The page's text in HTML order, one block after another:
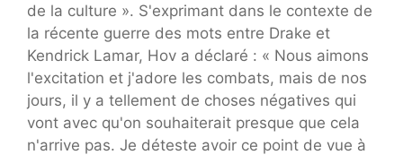
de la culture ». S'exprimant dans le contexte de
la récente guerre des mots entre Drake et
Kendrick Lamar, Hov a déclaré : « Nous aimons
l'excitation et j'adore les combats, mais de nos
jours, il y a tellement de choses négatives qui
vont avec qu'on souhaiterait presque que cela
n'arrive pas. Je déteste avoir ce point de vue à